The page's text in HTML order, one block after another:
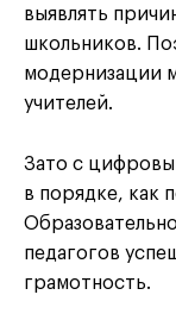
выявлять
школьников.
модернизации
учителей.
Зато с
в порядке, как
педагогов
грамотность.